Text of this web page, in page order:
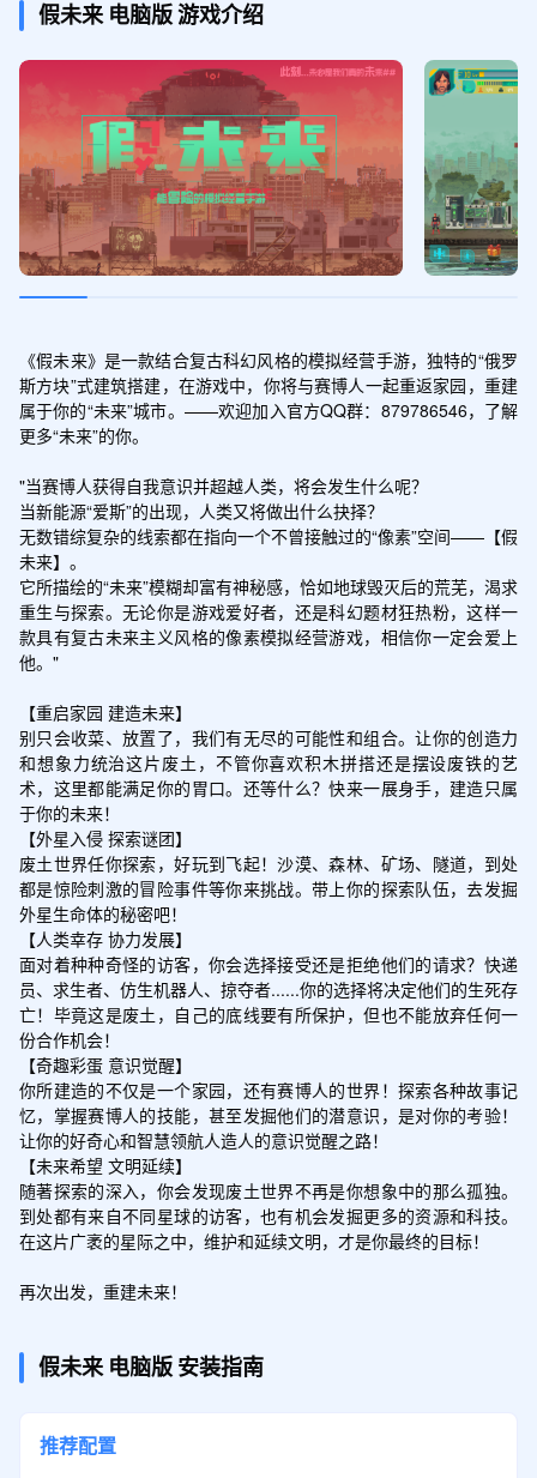
假未来 电脑版游戏介绍
《假未来》是一款结合复古科幻风格的模拟经营手游，独特的“俄罗
斯方块”式建筑搭建，在游戏中，你将与赛博人一起重返家园，重建
属于你的“未来”城市。——欢迎加入官方QQ群：879786546，了解
更多“未来”的你。
"当赛博人获得自我意识并超越人类，将会发生什么呢？
当新能源“爱斯”的出现，人类又将做出什么抉择？
无数错综复杂的线索都在指向一个不曾接触过的“像素”空间——【假
未来】。
它所描绘的“未来”模糊却富有神秘感，恰如地球毁灭后的荒芜，渴求
重生与探索。无论你是游戏爱好者，还是科幻题材狂热粉，这样一
款具有复古未来主义风格的像素模拟经营游戏，相信你一定会爱上
他。"
【重启家园 建造未来】
别只会收菜、放置了，我们有无尽的可能性和组合。让你的创造力
和想象力统治这片废土，不管你喜欢积木拼搭还是摆设废铁的艺
术，这里都能满足你的胃口。还等什么？快来一展身手，建造只属
于你的未来！
【外星入侵 探索谜团】
废土世界任你探索，好玩到飞起！沙漠、森林、矿场、隧道，到处
都是惊险刺激的冒险事件等你来挑战。带上你的探索队伍，去发掘
外星生命体的秘密吧！
【人类幸存 协力发展】
面对着种种奇怪的访客，你会选择接受还是拒绝他们的请求？快递
员、求生者、仿生机器人、掠夺者......你的选择将决定他们的生死存
亡！毕竟这是废土，自己的底线要有所保护，但也不能放弃任何一
份合作机会！
【奇趣彩蛋 意识觉醒】
你所建造的不仅是一个家园，还有赛博人的世界！探索各种故事记
忆，掌握赛博人的技能，甚至发掘他们的潜意识，是对你的考验！
让你的好奇心和智慧领航人造人的意识觉醒之路！
【未来希望 文明延续】
随著探索的深入，你会发现废土世界不再是你想象中的那么孤独。
到处都有来自不同星球的访客，也有机会发掘更多的资源和科技。
在这片广袤的星际之中，维护和延续文明，才是你最终的目标！
再次出发，重建未来！
假未来 电脑版 安装指南
推荐配置